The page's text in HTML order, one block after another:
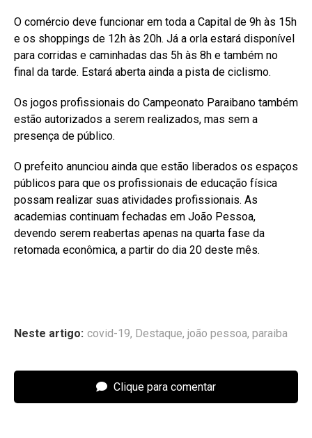
O comércio deve funcionar em toda a Capital de 9h às 15h
e os shoppings de 12h às 20h. Já a orla estará disponível
para corridas e caminhadas das 5h às 8h e também no
final da tarde. Estará aberta ainda a pista de ciclismo.
Os jogos profissionais do Campeonato Paraibano também
estão autorizados a serem realizados, mas sem a
presença de público.
O prefeito anunciou ainda que estão liberados os espaços
públicos para que os profissionais de educação física
possam realizar suas atividades profissionais. As
academias continuam fechadas em João Pessoa,
devendo serem reabertas apenas na quarta fase da
retomada econômica, a partir do dia 20 deste mês.
Neste artigo: covid-19, Destaque, joão pessoa, paraiba
Clique para comentar